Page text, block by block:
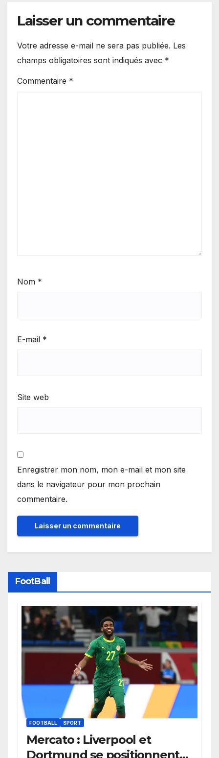
Laisser un commentaire
Votre adresse e-mail ne sera pas publiée. Les
champs obligatoires sont indiqués avec *
Commentaire *
Nom *
E-mail *
Site web
Enregistrer mon nom, mon e-mail et mon site
dans le navigateur pour mon prochain
commentaire.
FootBall
FOOTBALL SPORT
Mercato : Liverpool et
Dortmund se positionnent